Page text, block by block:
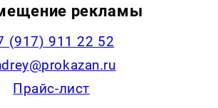
рекламы
(917) 911 22 52
Прайс-лист